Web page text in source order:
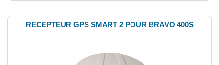
RECEPTEUR GPS SMART 2 POUR BRAVO 400S